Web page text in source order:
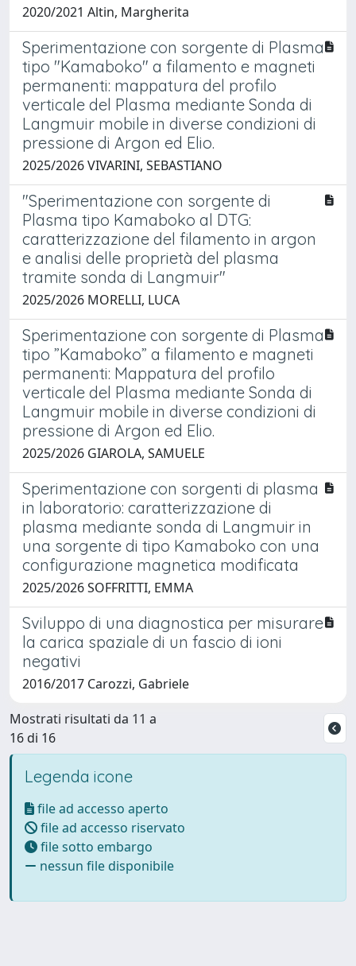
2020/2021 Altin, Margherita
Sperimentazione con sorgente di Plasma
tipo "Kamaboko" a filamento e magneti
permanenti: mappatura del profilo
verticale del Plasma mediante Sonda di
Langmuir mobile in diverse condizioni di
pressione di Argon ed Elio.
2025/2026 VIVARINI, SEBASTIANO
"Sperimentazione con sorgente di
Plasma tipo Kamaboko al DTG:
caratterizzazione del filamento in argon
e analisi delle proprietà del plasma
tramite sonda di Langmuir"
2025/2026 MORELLI, LUCA
Sperimentazione con sorgente di Plasma
tipo ”Kamaboko” a filamento e magneti
permanenti: Mappatura del profilo
verticale del Plasma mediante Sonda di
Langmuir mobile in diverse condizioni di
pressione di Argon ed Elio.
2025/2026 GIAROLA, SAMUELE
Sperimentazione con sorgenti di plasma
in laboratorio: caratterizzazione di
plasma mediante sonda di Langmuir in
una sorgente di tipo Kamaboko con una
configurazione magnetica modificata
2025/2026 SOFFRITTI, EMMA
Sviluppo di una diagnostica per misurare
la carica spaziale di un fascio di ioni
negativi
2016/2017 Carozzi, Gabriele
Mostrati risultati da 11 a
16 di 16
Legenda icone
file ad accesso aperto
file ad accesso riservato
file sotto embargo
nessun file disponibile